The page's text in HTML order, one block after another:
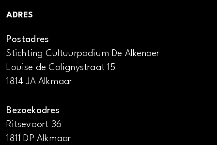
ADRES
Postadres
Stichting Cultuurpodium De Alkenaer
Louise de Colignystraat 15
1814 JA Alkmaar
Bezoekadres
Ritsevoort 36
1811 DP Alkmaar